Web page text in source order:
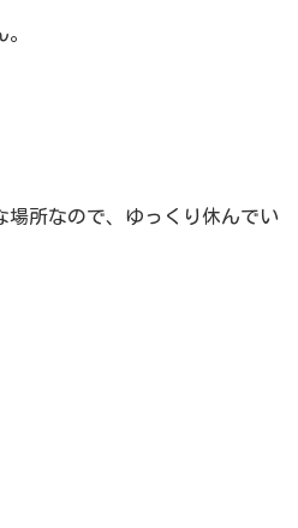
場所なので、ゆっくり休んでい